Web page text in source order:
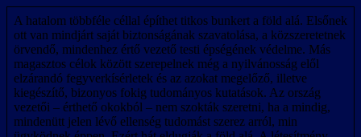
A hatalom többféle céllal építhet titkos bunkert a föld alá. Elsőnek
ott van mindjárt saját biztonságának szavatolása, a közszeretetnek
örvendő, mindenhez értő vezető testi épségének védelme. Más
magasztos célok között szerepelnek még a nyilvánosság elől
elzárandó fegyverkísérletek és az azokat megelőző, illetve
kiegészítő, bizonyos fokig tudományos kutatások. Az ország
vezetői – érthető okokból – nem szokták szeretni, ha a mindig,
mindenütt jelen lévő ellenség tudomást szerez arról, min